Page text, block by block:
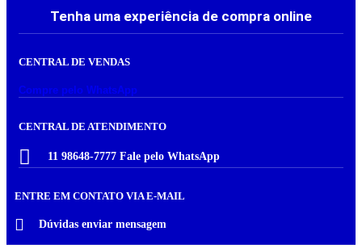
Tenha uma experiência de compra online
CENTRAL DE VENDAS
Compre pelo WhatsApp
CENTRAL DE ATENDIMENTO
11 98648-7777 Fale pelo WhatsApp
ENTRE EM CONTATO VIA E-MAIL
Dúvidas enviar mensagem